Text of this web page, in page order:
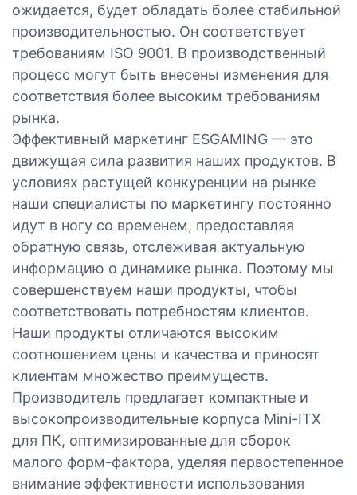
ожидается, будет обладать более стабильной
производительностью. Он соответствует
требованиям ISO 9001. В производственный
процесс могут быть внесены изменения для
соответствия более высоким требованиям
рынка.
Эффективный маркетинг ESGAMING — это
движущая сила развития наших продуктов. В
условиях растущей конкуренции на рынке
наши специалисты по маркетингу постоянно
идут в ногу со временем, предоставляя
обратную связь, отслеживая актуальную
информацию о динамике рынка. Поэтому мы
совершенствуем наши продукты, чтобы
соответствовать потребностям клиентов.
Наши продукты отличаются высоким
соотношением цены и качества и приносят
клиентам множество преимуществ.
Производитель предлагает компактные и
высокопроизводительные корпуса Mini-ITX
для ПК, оптимизированные для сборок
малого форм-фактора, уделяя первостепенное
внимание эффективности использования